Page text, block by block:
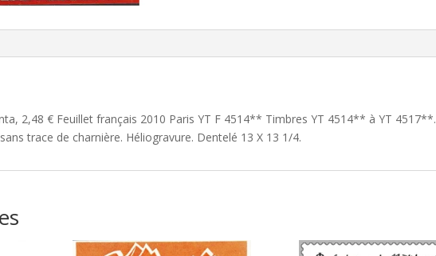
2,48 € Feuillet français 2010 Paris YT F 4514** Timbres YT 4514** à YT 4517**.
trace de charnière. Héliogravure. Dentelé 13 X 13 1/4.